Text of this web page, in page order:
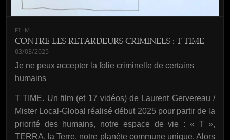
FILM
CONTRE LES RETARDEURS CRIMINELS : T TIME
03/03/2025
Je ne peux accepter la folie criminelle de certains
humains
T TIME. Un film (et 17 vidéos) de Laurent Gervereau /
Mister Local-Global réalisé début 2025 pour partir de la
priorité des humains, notre espace de vie : « T »,
TERRA, la Terre, notre planète commune unique. Alors